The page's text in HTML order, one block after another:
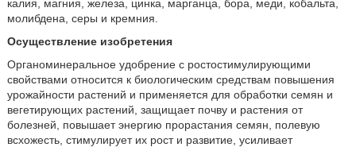
калия, магния, железа, цинка, марганца, бора, меди, кобальта,
молибдена, серы и кремния.
Осуществление изобретения
Органоминеральное удобрение с ростостимулирующими
свойствами относится к биологическим средствам повышения
урожайности растений и применяется для обработки семян и
вегетирующих растений, защищает почву и растения от
болезней, повышает энергию прорастания семян, полевую
всхожесть, стимулирует их рост и развитие, усиливает